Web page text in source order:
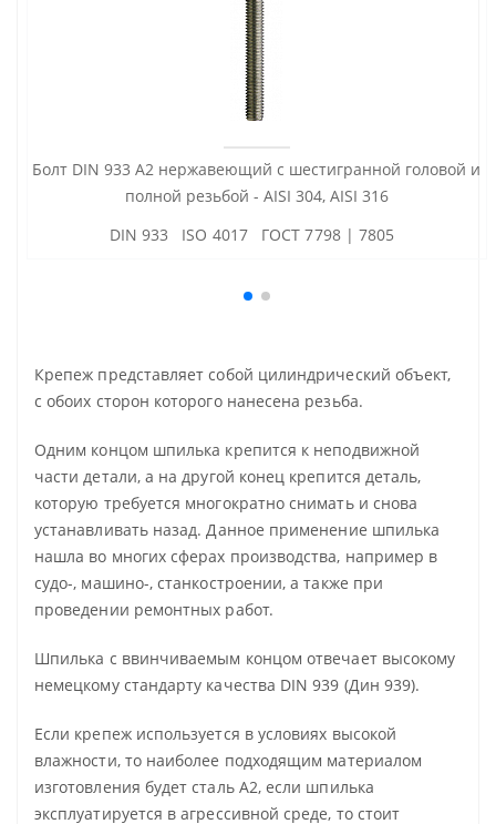
Болт DIN 933 А2 нержавеющий с шестигранной головой и
полной резьбой - AISI 304, AISI 316
DIN 933 ISO 4017 ГОСТ 7798 | 7805
Крепеж представляет собой цилиндрический объект,
с обоих сторон которого нанесена резьба.
Одним концом шпилька крепится к неподвижной
части детали, а на другой конец крепится деталь,
которую требуется многократно снимать и снова
устанавливать назад. Данное применение шпилька
нашла во многих сферах производства, например в
судо-, машино-, станкостроении, а также при
проведении ремонтных работ.
Шпилька с ввинчиваемым концом отвечает высокому
немецкому стандарту качества DIN 939 (Дин 939).
Если крепеж используется в условиях высокой
влажности, то наиболее подходящим материалом
изготовления будет сталь А2, если шпилька
эксплуатируется в агрессивной среде, то стоит